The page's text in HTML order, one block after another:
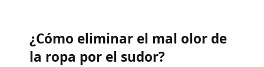
¿Cómo eliminar el mal olor de
la ropa por el sudor?